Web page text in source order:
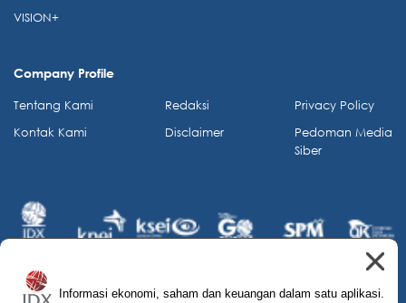
Informasi ekonomi, saham dan keuangan dalam satu aplikasi.
VISION+
Company Profile
Tentang Kami
Kontak Kami
Redaksi
Disclaimer
Privacy Policy
Pedoman Media
Siber
© 2026 IDX Channel. All Rights Reserved.